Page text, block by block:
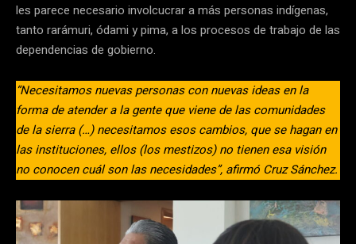
les parece necesario involcucrar a más personas indígenas,
tanto rarámuri, ódami y pima, a los procesos de trabajo de las
dependencias de gobierno.
“Necesitamos nuevas personas con nuevas ideas en la
forma de atender a la gente que viene de las comunidades
de la sierra (…) necesitamos esos cambios, que se hagan en
las instituciones, ellos (los mestizos) no tienen esa visión
no conocen cuál son las necesidades”, afirmó Cruz Sánchez.